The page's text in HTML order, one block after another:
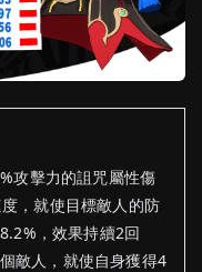
攻擊力的詛咒屬性傷
，就使目標敵人的防
，效果持續2回
敵人，就使自身獲得4